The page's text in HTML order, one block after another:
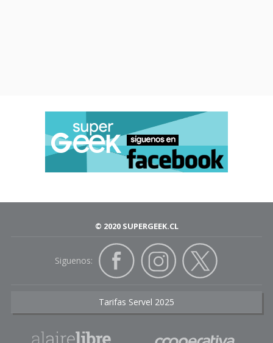
© 2020 SUPERGEEK.CL
Siguenos:
Tarifas Servel 2025